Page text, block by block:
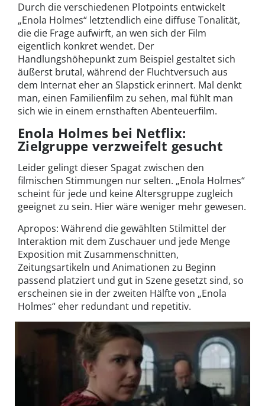
Durch die verschiedenen Plotpoints entwickelt
„Enola Holmes“ letztendlich eine diffuse Tonalität,
die die Frage aufwirft, an wen sich der Film
eigentlich konkret wendet. Der
Handlungshöhepunkt zum Beispiel gestaltet sich
äußerst brutal, während der Fluchtversuch aus
dem Internat eher an Slapstick erinnert. Mal denkt
man, einen Familienfilm zu sehen, mal fühlt man
sich wie in einem ernsthaften Abenteuerfilm.
Enola Holmes bei Netflix:
Zielgruppe verzweifelt gesucht
Leider gelingt dieser Spagat zwischen den
filmischen Stimmungen nur selten. „Enola Holmes“
scheint für jede und keine Altersgruppe zugleich
geeignet zu sein. Hier wäre weniger mehr gewesen.
Apropos: Während die gewählten Stilmittel der
Interaktion mit dem Zuschauer und jede Menge
Exposition mit Zusammenschnitten,
Zeitungsartikeln und Animationen zu Beginn
passend platziert und gut in Szene gesetzt sind, so
erscheinen sie in der zweiten Hälfte von „Enola
Holmes“ eher redundant und repetitiv.